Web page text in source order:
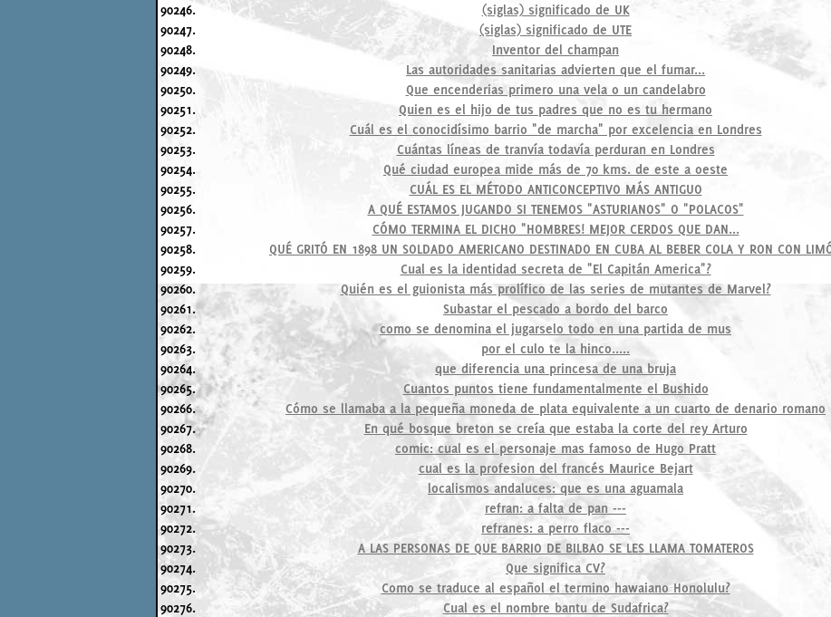
90246.
(siglas) significado de UK
90247.
(siglas) significado de UTE
90248.
Inventor del champan
90249.
Las autoridades sanitarias advierten que el fumar...
90250.
Que encenderias primero una vela o un candelabro
90251.
Quien es el hijo de tus padres que no es tu hermano
90252.
Cuál es el conocidísimo barrio "de marcha" por excelencia en Londres
90253.
Cuántas líneas de tranvía todavía perduran en Londres
90254.
Qué ciudad europea mide más de 70 kms. de este a oeste
90255.
CUÁL ES EL MÉTODO ANTICONCEPTIVO MÁS ANTIGUO
90256.
A QUÉ ESTAMOS JUGANDO SI TENEMOS "ASTURIANOS" O "POLACOS"
90257.
CÓMO TERMINA EL DICHO "HOMBRES! MEJOR CERDOS QUE DAN...
90258.
QUÉ GRITÓ EN 1898 UN SOLDADO AMERICANO DESTINADO EN CUBA AL BEBER COLA Y RON CON
90259.
Cual es la identidad secreta de "El Capitán America"?
90260.
Quién es el guionista más prolífico de las series de mutantes de Marvel?
90261.
Subastar el pescado a bordo del barco
90262.
como se denomina el jugarselo todo en una partida de mus
90263.
por el culo te la hinco.....
90264.
que diferencia una princesa de una bruja
90265.
Cuantos puntos tiene fundamentalmente el Bushido
90266.
Cómo se llamaba a la pequeña moneda de plata equivalente a un cuarto de denario romano
90267.
En qué bosque breton se creía que estaba la corte del rey Arturo
90268.
comic: cual es el personaje mas famoso de Hugo Pratt
90269.
cual es la profesion del francés Maurice Bejart
90270.
localismos andaluces: que es una aguamala
90271.
refran: a falta de pan ---
90272.
refranes: a perro flaco ---
90273.
A LAS PERSONAS DE QUE BARRIO DE BILBAO SE LES LLAMA TOMATEROS
90274.
Que significa CV?
90275.
Como se traduce al español el termino hawaiano Honolulu?
90276.
Cual es el nombre bantu de Sudafrica?